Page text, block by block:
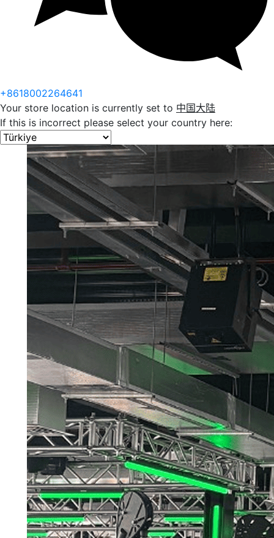
+8618002264641
Your store location is currently set to 中国大陆
If this is incorrect please select your country here: